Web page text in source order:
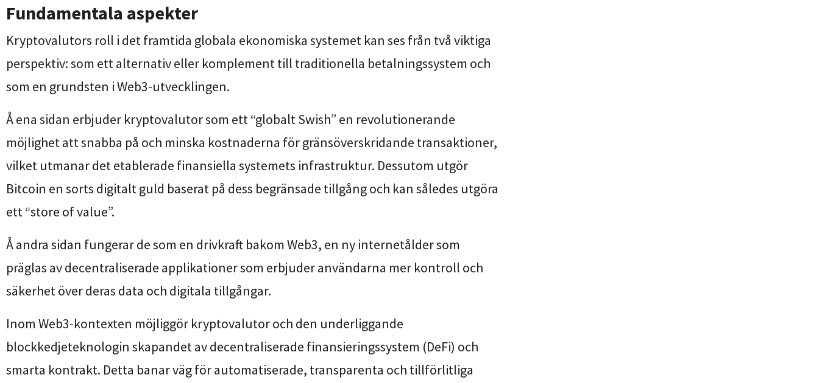
Fundamentala aspekter
Kryptovalutors roll i det framtida globala ekonomiska systemet kan ses från två viktiga
perspektiv: som ett alternativ eller komplement till traditionella betalningssystem och
som en grundsten i Web3-utvecklingen.
Å ena sidan erbjuder kryptovalutor som ett “globalt Swish” en revolutionerande
möjlighet att snabba på och minska kostnaderna för gränsöverskridande transaktioner,
vilket utmanar det etablerade finansiella systemets infrastruktur. Dessutom utgör
Bitcoin en sorts digitalt guld baserat på dess begränsade tillgång och kan således utgöra
ett “store of value”.
Å andra sidan fungerar de som en drivkraft bakom Web3, en ny internetålder som
präglas av decentraliserade applikationer som erbjuder användarna mer kontroll och
säkerhet över deras data och digitala tillgångar.
Inom Web3-kontexten möjliggör kryptovalutor och den underliggande
blockkedjeteknologin skapandet av decentraliserade finansieringssystem (DeFi) och
smarta kontrakt. Detta banar väg för automatiserade, transparenta och tillförlitliga